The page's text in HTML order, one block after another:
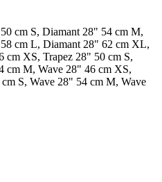
cm S, Diamant 28" 54 cm M,
cm L, Diamant 28" 62 cm XL,
cm XS, Trapez 28" 50 cm S,
cm M, Wave 28" 46 cm XS,
S, Wave 28" 54 cm M, Wave